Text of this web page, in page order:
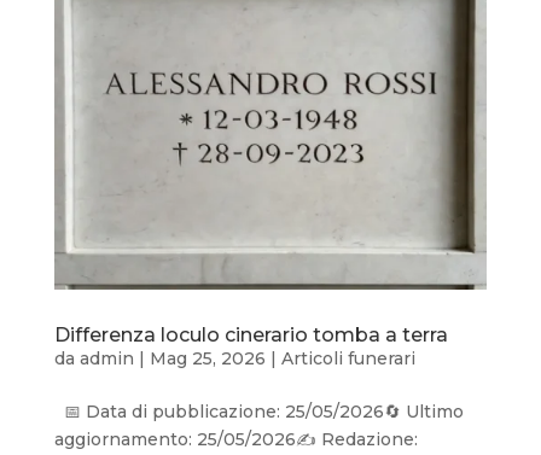
Differenza loculo cinerario tomba a terra
da admin Mag 25, 2026 Articoli funerari
📅 Data di pubblicazione: 25/05/2026🔄 Ultimo
aggiornamento: 25/05/2026✍️ Redazione: